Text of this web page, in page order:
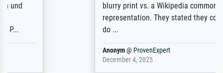
blurry print vs. a Wikipedia commons
representation. They stated they couldn't
ProvenExpert